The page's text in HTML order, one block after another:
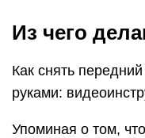
Из чего
Как снять
руками:
Упоминая о том,